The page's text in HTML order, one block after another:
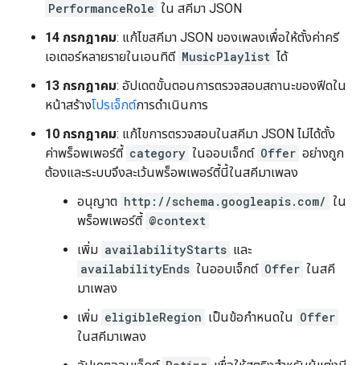
PerformanceRole ใน สคีมา JSON
14 กรกฎาคม: แก้ไขสคีมา JSON ของเพลงเพื่อให้ตั้งค่าครี
เอเตอร์หลายรายในเอนทิตี MusicPlaylist ได้
13 กรกฎาคม: อัปเดตขั้นตอนการตรวจสอบสถานะของฟีดใน
หน้าสร้างโปรเจ็กต์การดำเนินการ
10 กรกฎาคม: แก้ไขการตรวจสอบในสคีมา JSON ไม่ได้ตั้ง
ค่าพร็อพเพอร์ตี้ category ในออบเจ็กต์ Offer อย่างถูก
ต้องและระบบจึงละเว้นพร็อพเพอร์ตี้นี้ในสคีมาเพลง
อนุญาต http://schema.googleapis.com/ ใน
พร็อพเพอร์ตี้ @context
เพิ่ม availabilityStarts และ
availabilityEnds ในออบเจ็กต์ Offer ในสคี
มาเพลง
เพิ่ม eligibleRegion เป็นข้อกำหนดใน Offer
ในสคีมาเพลง